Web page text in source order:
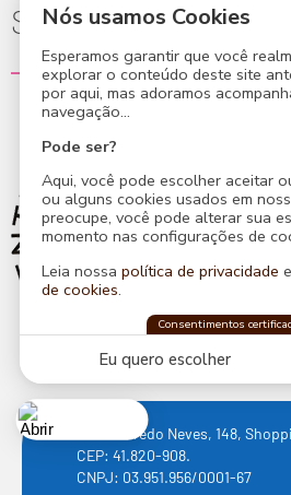
Siga-nos para mais
Av. Tancredo Neves, 148,
CEP: 41.820-908.
CNPJ: 03.951.956/0001-67
Nós usamos Cookies
Esperamos garantir que você
explorar o conteúdo deste site
por aqui, mas adoramos
navegação...
Pode ser?
Aqui, você pode escolher aceitar
ou alguns cookies usados em
preocupe, você pode alterar sua
momento nas configurações de
Leia nossa política de privacidade
de cookies.
Consentimentos
Central do Carnavalconfia na
Eu quero escolher
Cookies